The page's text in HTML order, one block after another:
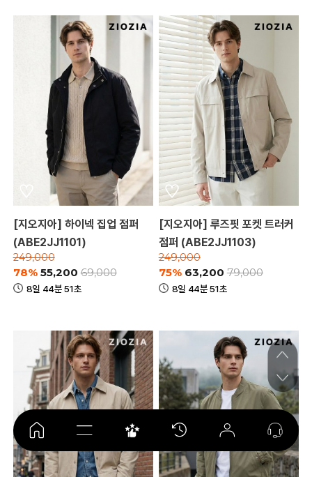
[지오지아] 하이넥 집업 점퍼
(ABE2JJ1101)
249,000
78% 55,200 69,000
8일 44분 51초
[지오지아] 루즈핏 포켓 트러커
점퍼 (ABE2JJ1103)
249,000
75% 63,200 79,000
8일 44분 51초